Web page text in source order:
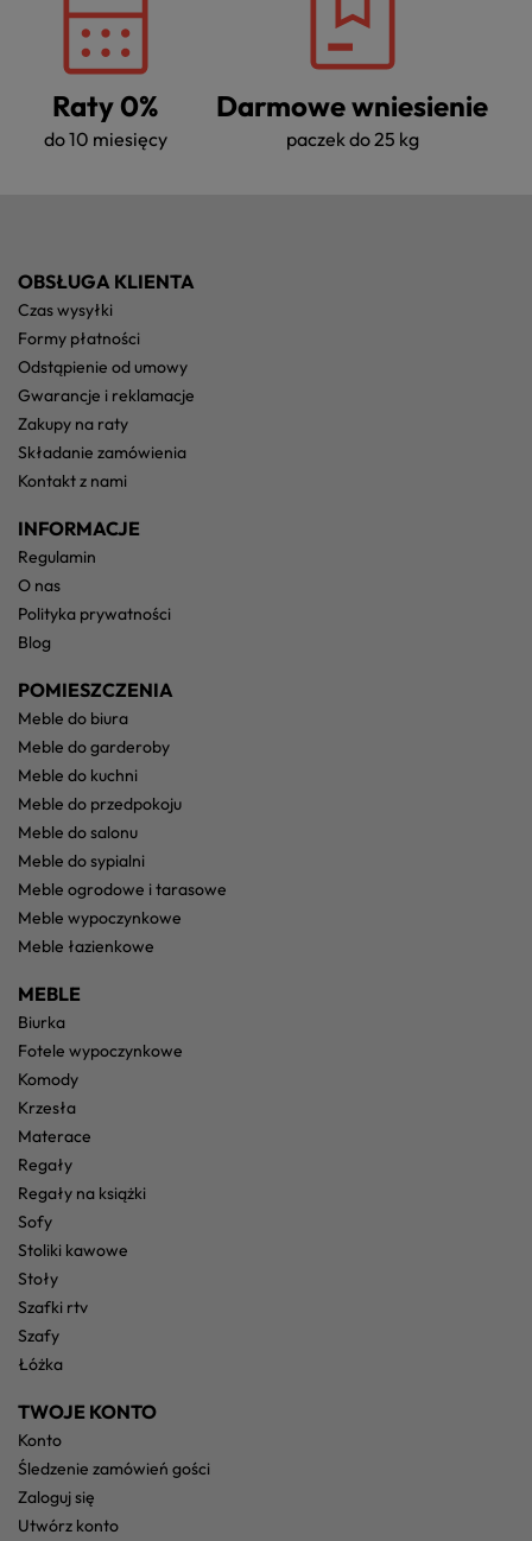
Raty 0%
do 10 miesięcy
Darmowe wniesienie
paczek do 25 kg
OBSŁUGA KLIENTA
czas wysyłki
formy płatności
odstąpienie od umowy
gwarancje i reklamacje
zakupy na raty
składanie zamówienia
kontakt z nami
INFORMACJE
regulamin
o nas
polityka prywatności
blog
POMIESZCZENIA
meble do biura
meble do garderoby
meble do kuchni
meble do przedpokoju
meble do salonu
meble do sypialni
meble ogrodowe i tarasowe
meble wypoczynkowe
meble łazienkowe
MEBLE
biurka
fotele wypoczynkowe
komody
krzesła
materace
regały
regały na książki
sofy
stoliki kawowe
stoły
szafki rtv
szafy
łóżka
TWOJE KONTO
konto
śledzenie zamówień gości
zaloguj się
utwórz konto